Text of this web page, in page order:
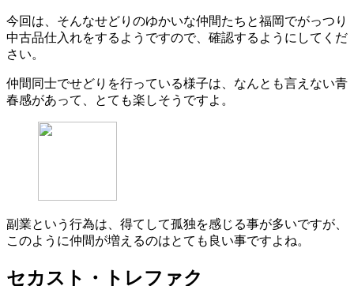
今回は、そんなせどりのゆかいな仲間たちと福岡でがっつり
中古品仕入れをするようですので、確認するようにしてくだ
さい。
仲間同士でせどりを行っている様子は、なんとも言えない青
春感があって、とても楽しそうですよ。
副業という行為は、得てして孤独を感じる事が多いですが、
このように仲間が増えるのはとても良い事ですよね。
セカスト・トレファク